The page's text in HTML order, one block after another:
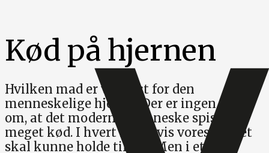
Kød på hjernen
Hvilken mad er vigtigst for den
menneskelige hjerne? Der er ingen tvivl
om, at det moderne menneske spiser for
meget kød. I hvert fald, hvis vores planet
skal kunne holde til det. Men i et